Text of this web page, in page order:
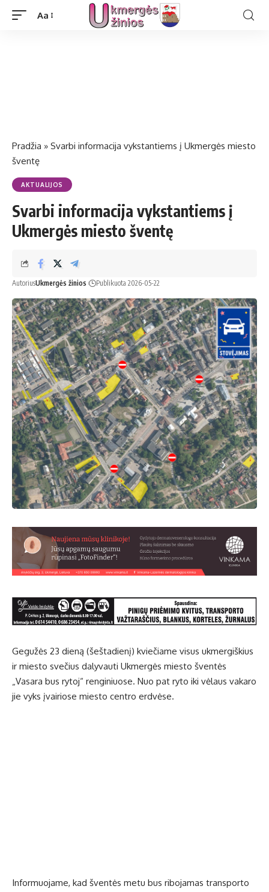
Aa
Pradžia » Svarbi informacija vykstantiems į Ukmergės miesto
šventę
AKTUALIJOS
Svarbi informacija vykstantiems į
Ukmergės miesto šventę
AutoriusUkmergės žinios Publikuota 2026-05-22
Gegužės 23 dieną (šeštadienį) kviečiame visus ukmergiškius
ir miesto svečius dalyvauti Ukmergės miesto šventės
„Vasara bus rytoj“ renginiuose. Nuo pat ryto iki vėlaus vakaro
jie vyks įvairiose miesto centro erdvėse.
Informuojame, kad šventės metu bus ribojamas transporto